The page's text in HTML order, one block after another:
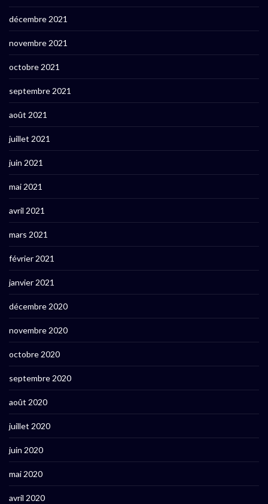
décembre 2021
novembre 2021
octobre 2021
septembre 2021
août 2021
juillet 2021
juin 2021
mai 2021
avril 2021
mars 2021
février 2021
janvier 2021
décembre 2020
novembre 2020
octobre 2020
septembre 2020
août 2020
juillet 2020
juin 2020
mai 2020
avril 2020